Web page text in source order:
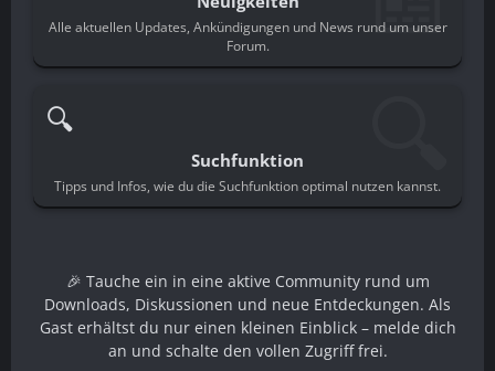
Alle aktuellen Updates, Ankündigungen und News rund um unser
Forum.
🔍
Suchfunktion
Tipps und Infos, wie du die Suchfunktion optimal nutzen kannst.
🎉 Tauche ein in eine aktive Community rund um
Downloads, Diskussionen und neue Entdeckungen. Als
Gast erhältst du nur einen kleinen Einblick – melde dich
an und schalte den vollen Zugriff frei.